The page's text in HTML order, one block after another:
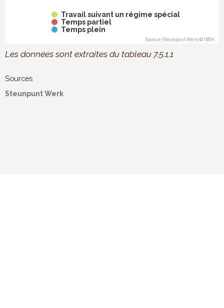
Travail suivant un régime spécial
Temps partiel
Temps plein
Source: Steunpunt Werk © IBSA
Les données sont extraites du tableau 7.5.1.1
Sources
Steunpunt Werk